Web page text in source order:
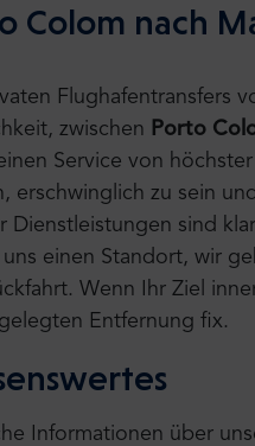
Colom nach
Flughafentransfers
zwischen Porto
Service von
erschwinglich zu sein
Dienstleistungen sind
einen Standort, wir
Wenn Ihr Ziel
Entfernung fix.
Informationen über